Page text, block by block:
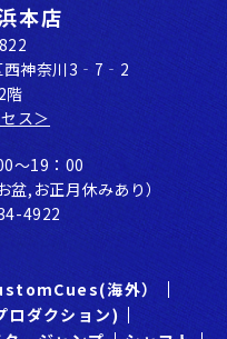
本店
⻄神奈川3‐7‐2
階
ス＞
〜19：00
盆,お正⽉休みあり）
4922
海外）
ダクション)